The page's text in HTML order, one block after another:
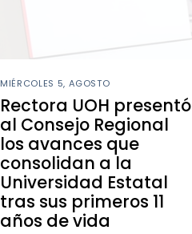
MIÉRCOLES 5, AGOSTO
Rectora UOH presentó
al Consejo Regional
los avances que
consolidan a la
Universidad Estatal
tras sus primeros 11
años de vida